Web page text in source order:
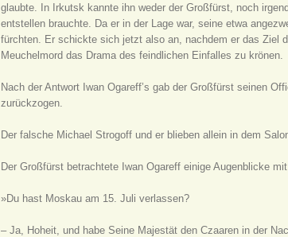
glaubte. In Irkutsk kannte ihn weder der Großfürst, noch
entstellen brauchte. Da er in der Lage war, seine etwa
fürchten. Er schickte sich jetzt also an, nachdem er das Ziel
Meuchelmord das Drama des feindlichen Einfalles zu krönen.
Nach der Antwort Iwan Ogareff’s gab der Großfürst seinen
zurückzogen.
Der falsche Michael Strogoff und er blieben allein in dem
Der Großfürst betrachtete Iwan Ogareff einige Augenblicke
»Du hast Moskau am 15. Juli verlassen?
– Ja, Hoheit, und habe Seine Majestät den Czaaren in der